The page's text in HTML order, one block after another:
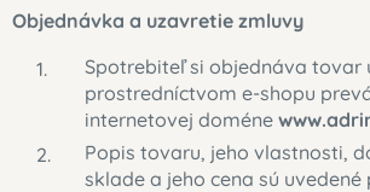
Objednávka a uzavretie zmluvy
Spotrebiteľ si objednáva tovar
prostredníctvom e-shopu
internetovej doméne
Popis tovaru, jeho vlastnosti,
sklade a jeho cena sú